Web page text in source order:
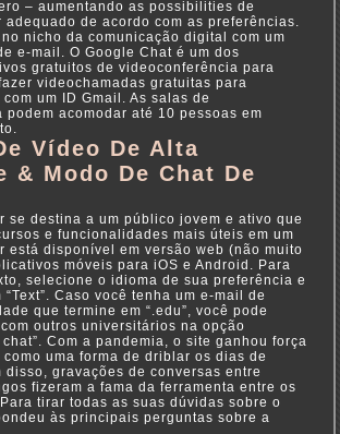
– aumentando as possibilities de
adequado de acordo com as preferências.
nicho da comunicação digital com um
e-mail. O Google Chat é um dos
gratuitos de videoconferência para
videochamadas gratuitas para
um ID Gmail. As salas de
podem acomodar até 10 pessoas em
Vídeo De Alta
& Modo De Chat De
se destina a um público jovem e ativo que
e funcionalidades mais úteis em um
está disponível em versão web (não muito
móveis para iOS e Android. Para
selecione o idioma de sua preferência e
Caso você tenha um e-mail de
que termine em “.edu”, você pode
outros universitários na opção
Com a pandemia, o site ganhou força
uma forma de driblar os dias de
disso, gravações de conversas entre
fizeram a fama da ferramenta entre os
tirar todas as suas dúvidas sobre o
às principais perguntas sobre a